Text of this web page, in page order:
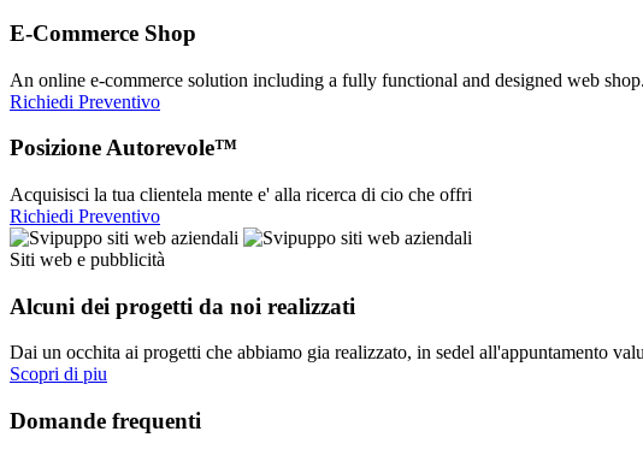
E-Commerce Shop
An online e-commerce solution including a fully functional and designed web shop.
Richiedi Preventivo
Posizione Autorevole™
Acquisisci la tua clientela mente e' alla ricerca di cio che offri
Richiedi Preventivo
Siti web e pubblicità
Alcuni dei progetti da noi realizzati
Dai un occhita ai progetti che abbiamo gia realizzato, in sedel all'appuntamento
Scopri di piu
Domande frequenti